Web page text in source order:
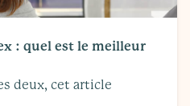
: quel est le meilleur
deux, cet article